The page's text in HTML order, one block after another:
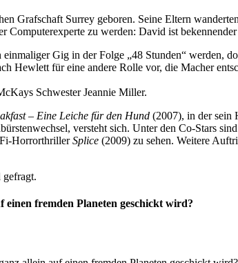
Grafschaft Surrey geboren. Seine Eltern
Computerexperte zu werden: David ist
einmaliger Gig in der Folge „48 Stunden“ werden,
Hewlett für eine andere Rolle vor, die Macher
Schwester Jeannie Miller.
– Eine Leiche für den Hund (2007), in der sein
versteht sich. Unter den Co-Stars
HorrorthrillerSplice (2009) zu sehen. Weitere
fremden Planeten geschickt wird?